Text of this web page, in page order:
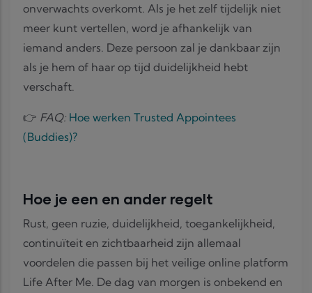
onverwachts overkomt. Als je het zelf tijdelijk niet
meer kunt vertellen, word je afhankelijk van
iemand anders. Deze persoon zal je dankbaar zijn
als je hem of haar op tijd duidelijkheid hebt
verschaft.
👉 FAQ: Hoe werken Trusted Appointees
(Buddies)?
Hoe je een en ander regelt
Rust, geen ruzie, duidelijkheid, toegankelijkheid,
continuïteit en zichtbaarheid zijn allemaal
voordelen die passen bij het veilige online platform
Life After Me. De dag van morgen is onbekend en